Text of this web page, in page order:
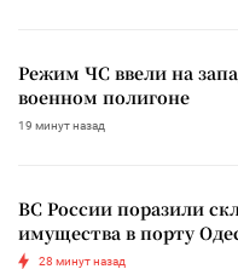
Режим ЧС ввели на
военном полигоне
19 минут назад
ВС России поразили
имущества в порту
28 минут назад